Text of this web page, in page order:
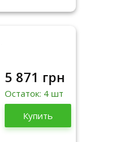
Китай
2026
5 871 грн
Остаток: 4 шт
Купить